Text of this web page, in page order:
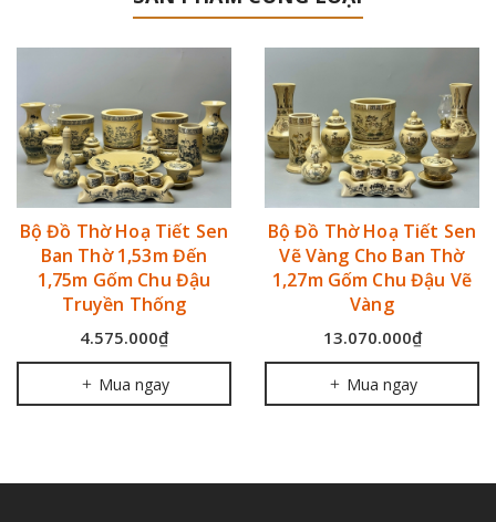
Bộ Đồ Thờ Hoạ Tiết Sen
Ban Thờ 1,53m Đến
1,75m Gốm Chu Đậu
Truyền Thống
4.575.000₫
Mua ngay
Bộ Đồ Thờ Hoạ Tiết Sen
Vẽ Vàng Cho Ban Thờ
1,27m Gốm Chu Đậu Vẽ
Vàng
13.070.000₫
Mua ngay